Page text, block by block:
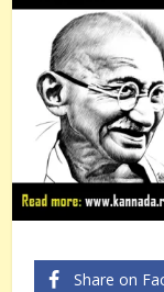
Share on